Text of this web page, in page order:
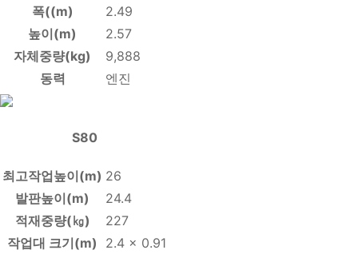
폭((m)
2.49
높이(m)
2.57
자체중량(kg)
9,888
동력
엔진
S80
최고작업높이(m) 26
발판높이(m)
24.4
적재중량(㎏)
227
작업대 크기(m)
2.4 x 0.91